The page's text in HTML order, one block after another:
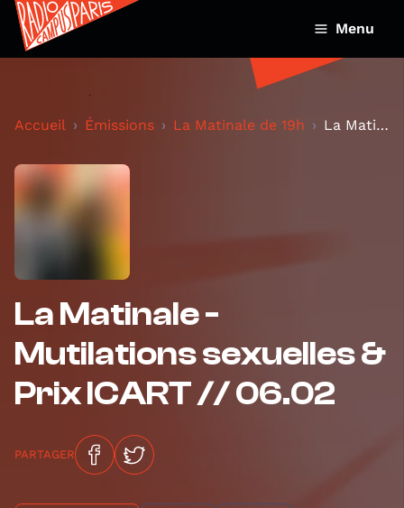
Menu
Accueil Émissions La Matinale de 19h La Matinale - Mutilations sexuelles & Prix ICART /...
La Matinale -
Mutilations sexuelles &
Prix ICART // 06.02
PARTAGER